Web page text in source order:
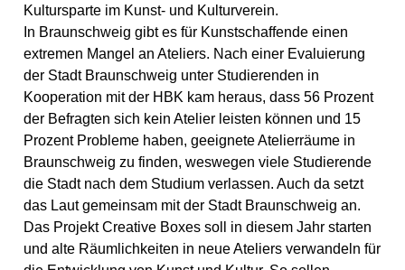
Kultursparte im Kunst- und Kulturverein.
In Braunschweig gibt es für Kunstschaffende einen
extremen Mangel an Ateliers. Nach einer Evaluierung
der Stadt Braunschweig unter Studierenden in
Kooperation mit der HBK kam heraus, dass 56 Prozent
der Befragten sich kein Atelier leisten können und 15
Prozent Probleme haben, geeignete Atelierräume in
Braunschweig zu finden, weswegen viele Studierende
die Stadt nach dem Studium verlassen. Auch da setzt
das Laut gemeinsam mit der Stadt Braunschweig an.
Das Projekt Creative Boxes soll in diesem Jahr starten
und alte Räumlichkeiten in neue Ateliers verwandeln für